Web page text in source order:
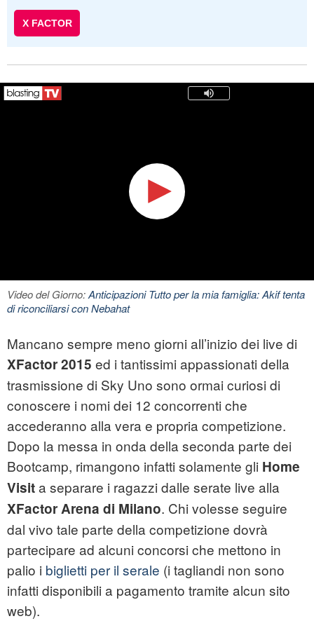
X FACTOR
Video del Giorno:Anticipazioni Tutto per la mia famiglia: Akif tenta
di riconciliarsi con Nebahat
Mancano sempre meno giorni all’inizio dei live di
XFactor 2015 ed i tantissimi appassionati della
trasmissione di Sky Uno sono ormai curiosi di
conoscere i nomi dei 12 concorrenti che
accederanno alla vera e propria competizione.
Dopo la messa in onda della seconda parte dei
Bootcamp, rimangono infatti solamente gli Home
Visita separare i ragazzi dalle serate live alla
XFactor Arena di Milano. Chi volesse seguire
dal vivo tale parte della competizione dovrà
partecipare ad alcuni concorsi che mettono in
palio i biglietti per il serale (i tagliandi non sono
infatti disponibili a pagamento tramite alcun sito
web).